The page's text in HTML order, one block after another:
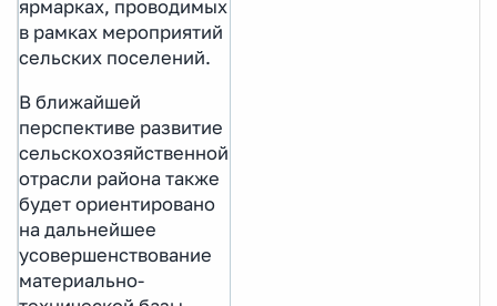
ярмарках, проводимых
в рамках мероприятий
сельских поселений.
В ближайшей
перспективе развитие
сельскохозяйственной
отрасли района также
будет ориентировано
на дальнейшее
усовершенствование
материально-